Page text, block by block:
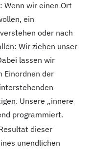
Wenn wir einen Ort
ein
oder nach
Wir ziehen unser
lassen wir
Einordnen der
Unsere „innere
programmiert.
dieser
unendlichen